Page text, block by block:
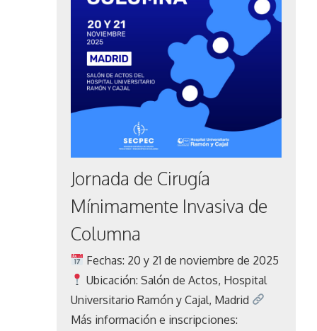
Jornada de Cirugía
Mínimamente Invasiva de
Columna
Fechas: 20 y 21 de noviembre de 2025
Ubicación: Salón de Actos, Hospital
Universitario Ramón y Cajal, Madrid
Más información e inscripciones: